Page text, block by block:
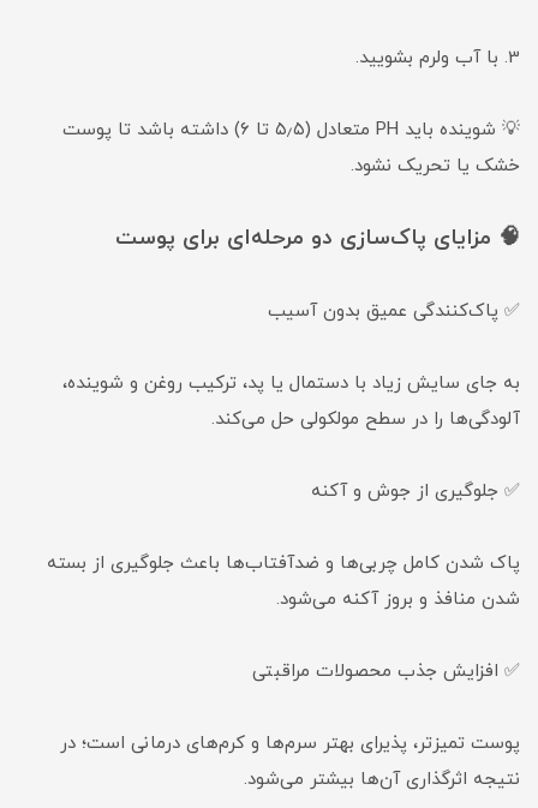
3. با آب ولرم بشویید.
💡 شوینده باید PH متعادل (۵٫۵ تا ۶) داشته باشد تا پوست
خشک یا تحریک نشود.
🧠 مزایای پاک‌سازی دو مرحله‌ای برای پوست
✅ پاک‌کنندگی عمیق بدون آسیب
به جای سایش زیاد با دستمال یا پد، ترکیب روغن و شوینده،
آلودگی‌ها را در سطح مولکولی حل می‌کند.
✅ جلوگیری از جوش و آکنه
پاک شدن کامل چربی‌ها و ضدآفتاب‌ها باعث جلوگیری از بسته
شدن منافذ و بروز آکنه می‌شود.
✅ افزایش جذب محصولات مراقبتی
پوست تمیزتر، پذیرای بهتر سرم‌ها و کرم‌های درمانی است؛ در
نتیجه اثرگذاری آن‌ها بیشتر می‌شود.